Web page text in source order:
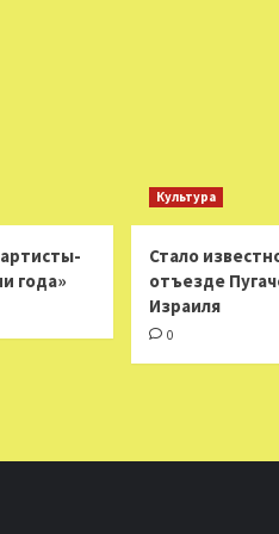
года»
Культура
Стало
отъезде
Израиля
0